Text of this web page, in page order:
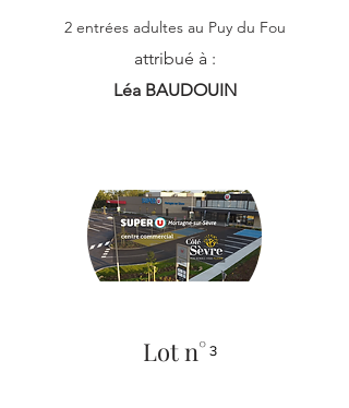
2 entrées adultes au Puy du Fou
attribué à :
Léa BAUDOUIN
Lot n° 3